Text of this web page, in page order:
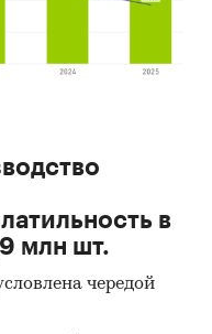
в
млн шт.
чередой